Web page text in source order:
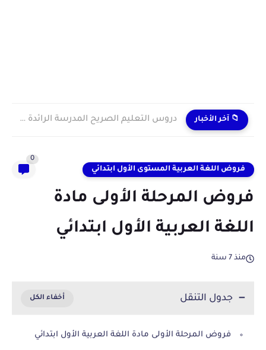
📁 آخر الأخبار دروس التعليم الصريح المدرسة الرائدة 2024/2025 enseignement explicite
فروض اللغة العربية المستوى الأول ابتدائي
0
فروض المرحلة الأولى مادة
اللغة العربية الأول ابتدائي
منذ 7 سنة
جدول التنقل
فروض المرحلة الأولى مادة اللغة العربية الأول ابتدائي